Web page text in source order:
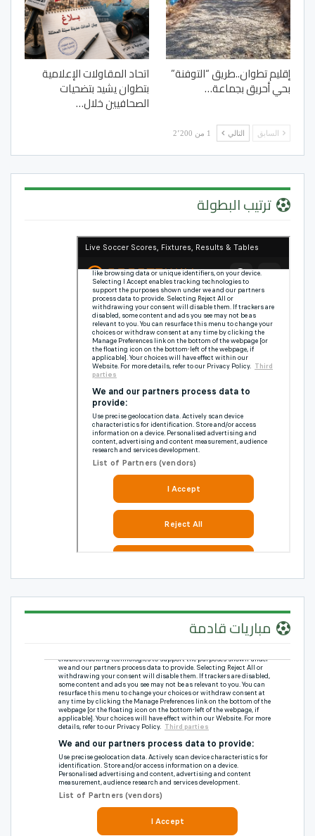
إقليم تطوان..طريق “التوفنة”
بحي أحريق بجماعة…
اتحاد المقاولات الإعلامية
بتطوان يشيد بتضحيات
الصحافيين خلال…
السابق التالي 1 من 2٬200
ترتيب البطولة
مباريات قادمة